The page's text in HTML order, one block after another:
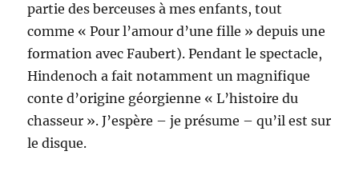
partie des berceuses à mes enfants, tout
comme « Pour l’amour d’une fille » depuis une
formation avec Faubert). Pendant le spectacle,
Hindenoch a fait notamment un magnifique
conte d’origine géorgienne « L’histoire du
chasseur ». J’espère – je présume – qu’il est sur
le disque.